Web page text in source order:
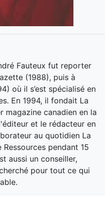
Fauteux fut reporter
(1988), puis à
où il s’est spécialisé en
En 1994, il fondait La
magazine canadien en la
et le rédacteur en
au quotidien La
pendant 15
aussi un conseiller,
pour tout ce qui